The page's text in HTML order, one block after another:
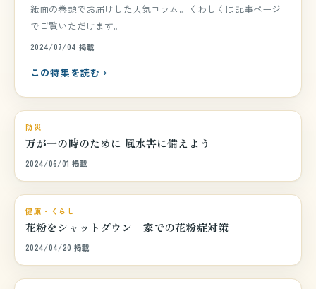
紙面の巻頭でお届けした人気コラム。くわしくは記事ページ
でご覧いただけます。
2024/07/04 掲載
この特集を読む ›
巻頭特集
防災
万が一の時のために 風水害に備えよう
2024/06/01 掲載
巻頭特集
健康・くらし
花粉をシャットダウン 家での花粉症対策
2024/04/20 掲載
巻頭特集